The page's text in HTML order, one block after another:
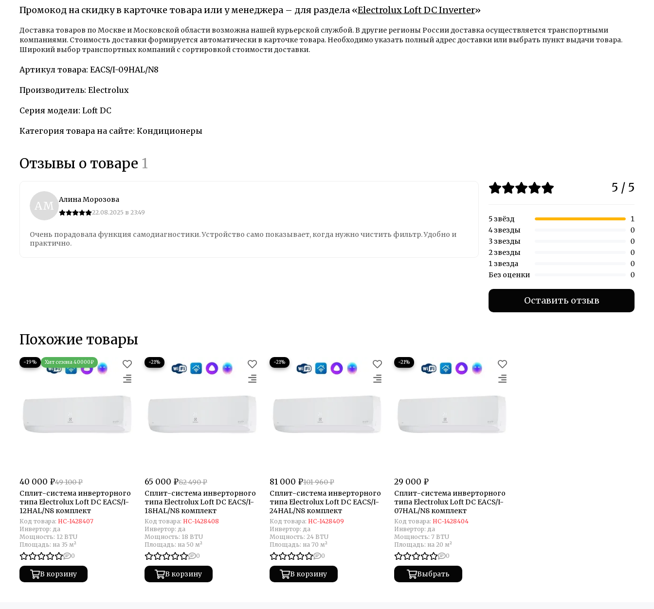
Промокод на скидку в карточке товара или у менеджера – для раздела «Electrolux Loft DC Inverter»
Доставка товаров по Москве и Московской области возможна нашей курьерской службой. В другие регионы России доставка осуществляется транспортными
компаниями. Стоимость доставки формируется автоматически в карточке товара. Необходимо указать полный адрес доставки или выбрать пункт выдачи товара.
Широкий выбор транспортных компаний с сортировкой стоимости доставки.
Артикул товара: EACS/I-09HAL/N8
Производитель: Electrolux
Серия модели: Loft DC
Категория товара на сайте: Кондиционеры
Отзывы о товаре 1
АМ Алина Морозова
22.08.2025 в 23:49
Очень порадовала функция самодиагностики. Устройство само показывает, когда нужно чистить фильтр. Удобно и
практично.
5 / 5
5 звёзд
1
4 звезды
0
3 звезды
0
2 звезды
0
1 звезда
0
Без оценки
0
Оставить отзыв
Похожие товары
−19%
40 000 ₽49 100 ₽
Сплит-система инверторного
типа Electrolux Loft DC EACS/I-
12HAL/N8 комплект
Код товара: НС-1428407
Инвертор: да
Мощность: 12 BTU
Площадь: на 35 м²
0
В корзину
−21%
65 000 ₽82 490 ₽
Сплит-система инверторного
типа Electrolux Loft DC EACS/I-
18HAL/N8 комплект
Код товара: НС-1428408
Инвертор: да
Мощность: 18 BTU
Площадь: на 50 м²
0
В корзину
−21%
81 000 ₽101 960 ₽
Сплит-система инверторного
типа Electrolux Loft DC EACS/I-
24HAL/N8 комплект
Код товара: НС-1428409
Инвертор: да
Мощность: 24 BTU
Площадь: на 70 м²
0
В корзину
−21%
29 000 ₽
Сплит-система инверторного
типа Electrolux Loft DC EACS/I-
07HAL/N8 комплект
Код товара:НС-1428404
Инвертор: да
Мощность:7 BTU
Площадь: на 20 м²
0
Выбрать